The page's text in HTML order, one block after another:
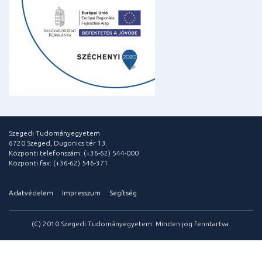
Szegedi Tudományegyetem
6720 Szeged, Dugonics tér 13.
Központi telefonszám: (+36-62) 544-000
Központi fax: (+36-62) 546-371
Adatvédelem Impresszum Segítség
(C) 2010 Szegedi Tudományegyetem. Minden jog fenntartva.